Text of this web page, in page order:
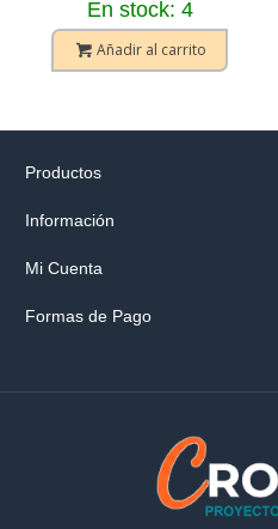
En stock: 4
Añadir al carrito
Productos
Información
Mi Cuenta
Formas de Pago